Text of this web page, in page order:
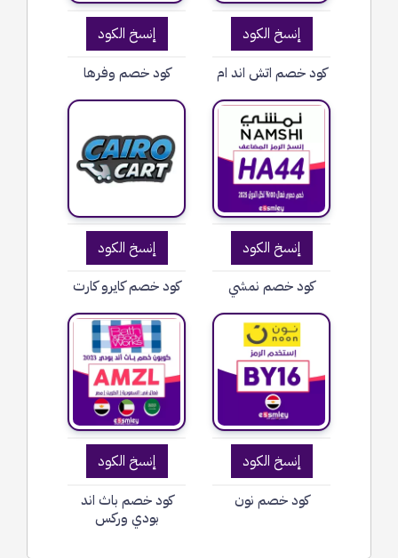
إنسخ الكود
كود خصم اتش اند ام
إنسخ الكود
كود خصم وفرها
إنسخ الكود
كود خصم نمشي
إنسخ الكود
كود خصم كايرو كارت
إنسخ الكود
كود خصم نون
إنسخ الكود
كود خصم باث اند
بودي وركس